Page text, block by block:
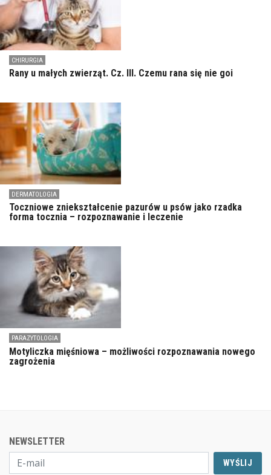
CHIRURGIA
Rany u małych zwierząt. Cz. III. Czemu rana się nie goi
DERMATOLOGIA
Toczniowe zniekształcenie pazurów u psów jako rzadka
forma tocznia – rozpoznawanie i leczenie
PARAZYTOLOGIA
Motyliczka mięśniowa – możliwości rozpoznawania nowego
zagrożenia
NEWSLETTER
WYŚLIJ